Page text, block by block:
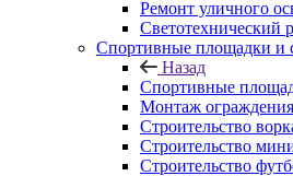
Ремонт уличного
Светотехнический
Спортивные площадки и
Назад
Спортивные
Монтаж
Строительство
Строительство
Строительство